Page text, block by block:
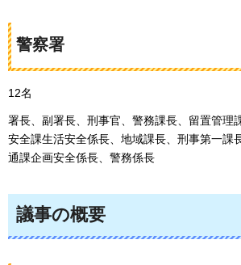
警察署
12名
署長、副署長、刑事官、警務課長、留置管理
安全課生活安全係長、地域課長、刑事第一課
通課企画安全係長、警務係長
議事の概要